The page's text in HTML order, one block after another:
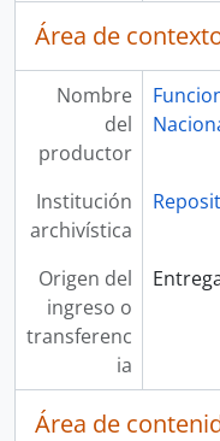
Área de
Nombre
del
productor
Institución
archivística
Origen del
ingreso o
transferenc
ia
Área de